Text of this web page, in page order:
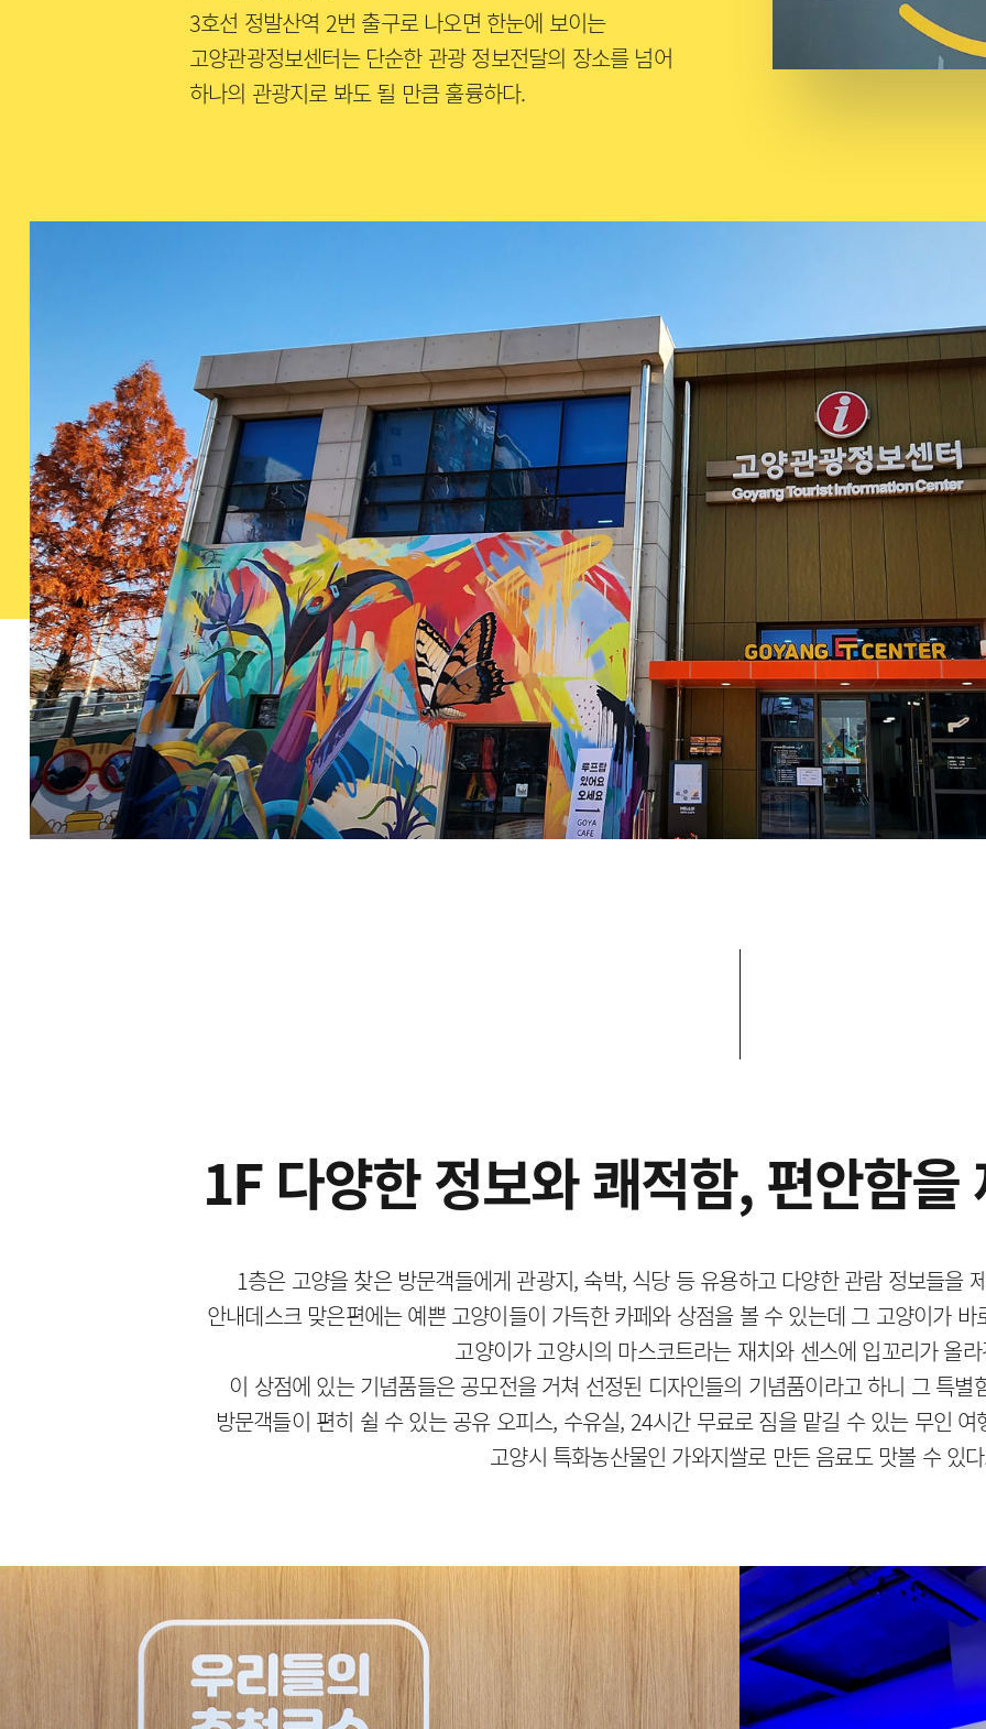
3호선 정발산역 2번 출구로 나오면 한눈에 보이는
고양관광정보센터는 단순한 관광 정보전달의 장소를 넘어
하나의 관광지로 봐도 될 만큼 훌륭하다.
1F 다양한 정보와 쾌적함, 편안함을
1층은 고양을 찾은 방문객들에게 관광지, 숙박, 식당 등 유용하고 다양한 관람 정보들을
안내데스크 맞은편에는 예쁜 고양이들이 가득한 카페와 상점을 볼 수 있는데 그 고양이가 바
고양이가 고양시의 마스코트라는 재치와 센스에 입꼬리가 올
이 상점에 있는 기념품들은 공모전을 거쳐 선정된 디자인들의 기념품이라고 하니 그 특
방문객들이 편히 쉴 수 있는 공유 오피스, 수유실, 24시간 무료로 짐을 맡길 수 있는 무인
고양시 특화농산물인 가와지쌀로 만든 음료도 맛볼 수 있